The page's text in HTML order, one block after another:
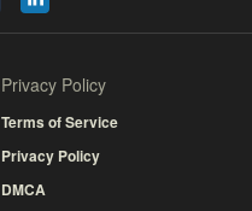
Privacy Policy
Terms of Service
Privacy Policy
DMCA